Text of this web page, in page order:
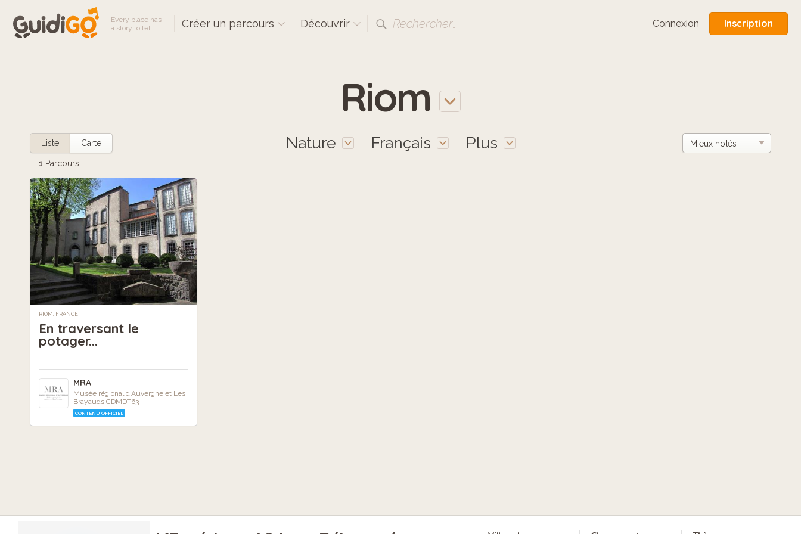
Every place has
a story to tell
Créer un parcours Découvrir Rechercher… Connexion Inscription
Riom
Nature Français Plus
Liste Carte
1 Parcours
RIOM, FRANCE
En traversant le
potager...
MRA
Musée régional d'Auvergne et Les
Brayauds CDMDT63
CONTENU OFFICIEL